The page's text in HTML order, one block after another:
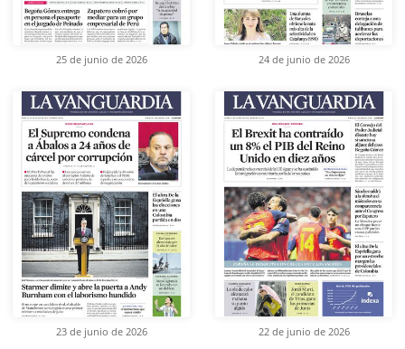
25 de junio de 2026 24 de junio de 2026
23 de junio de 2026 22 de junio de 2026